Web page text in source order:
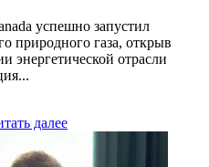
успешно запустил
природного газа, открыв
энергетической отрасли
далее